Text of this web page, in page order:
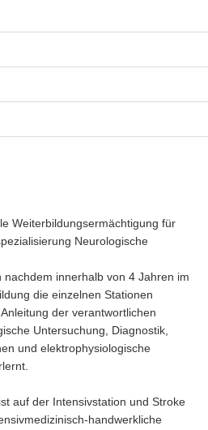
Weiterbildungsermächtigung für
Neurologische
nachdem innerhalb von 4 Jahren im
die einzelnen Stationen
der verantwortlichen
Untersuchung, Diagnostik,
und elektrophysiologische
auf der Intensivstation und Stroke
handwerkliche